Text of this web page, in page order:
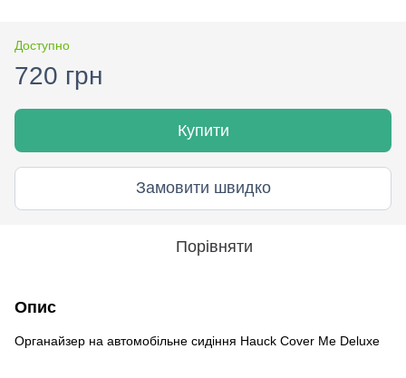
Доступно
720 грн
Купити
Замовити швидко
Порівняти
Опис
Органайзер на автомобільне сидіння Hauck Cover Me Deluxe